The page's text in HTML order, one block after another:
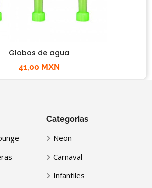
Globos de agua
41,00 MXN
Categorias
Neon
Carnaval
Infantiles